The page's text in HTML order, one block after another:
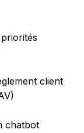
client
chatbot